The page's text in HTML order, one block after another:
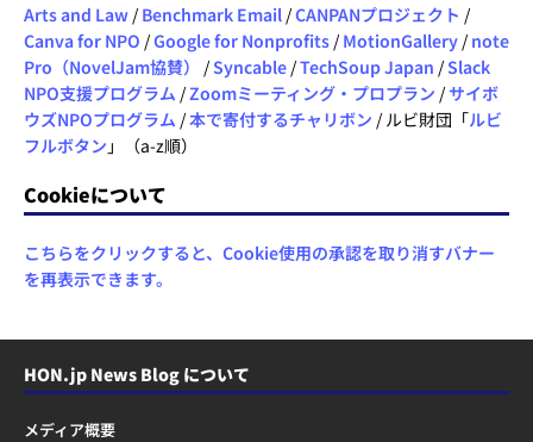
Arts and Law / Benchmark Email /CANPANプロジェクト /
Canva for NPO /Google for Nonprofits / MotionGallery / note
Pro（NovelJam協賛）
/Syncable /TechSoup Japan /Slack
NPO支援プログラム /Zoomミーティング・プロプラン /サイボ
ウズNPOプログラム /本で寄付するチャリボン / ルビ財団「ルビ
フルボタン 」（a-z順）
Cookieについて
こちらをクリックすると、Cookie使用の承認を取り消すバナー
を再表示できます。
HON.jp News Blog について
メディア概要